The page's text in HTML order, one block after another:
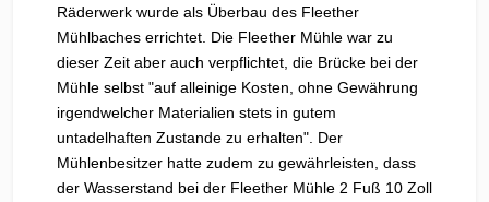
Räderwerk wurde als Überbau des Fleether
Mühlbaches errichtet. Die Fleether Mühle war zu
dieser Zeit aber auch verpflichtet, die Brücke bei der
Mühle selbst "auf alleinige Kosten, ohne Gewährung
irgendwelcher Materialien stets in gutem
untadelhaften Zustande zu erhalten". Der
Mühlenbesitzer hatte zudem zu gewährleisten, dass
der Wasserstand bei der Fleether Mühle 2 Fuß 10 Zoll